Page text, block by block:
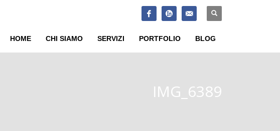
HOME CHI SIAMO SERVIZI PORTFOLIO BLOG
IMG_6389